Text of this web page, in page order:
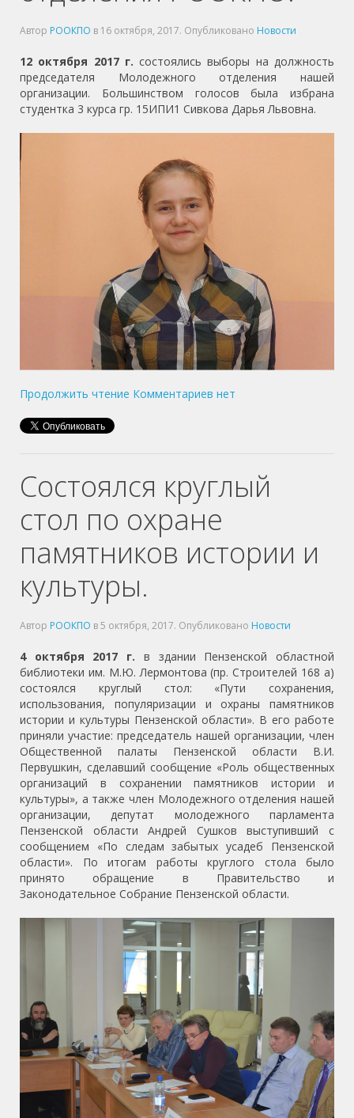
Автор РООКПО в 16 октября, 2017. Опубликовано Новости
12 октября 2017 г. состоялись выборы на должность
председателя Молодежного отделения нашей
организации. Большинством голосов была избрана
студентка 3 курса гр. 15ИПИ1 Сивкова Дарья Львовна.
Продолжить чтение Комментариев нет
Состоялся круглый
стол по охране
памятников истории и
культуры.
Автор РООКПО в5 октября, 2017. Опубликовано Новости
4 октября 2017 г. в здании Пензенской областной
библиотеки им. М.Ю. Лермонтова (пр. Строителей 168 а)
состоялся круглый стол: «Пути сохранения,
использования, популяризации и охраны памятников
истории и культуры Пензенской области». В его работе
приняли участие: председатель нашей организации, член
Общественной палаты Пензенской области В.И.
Первушкин, сделавший сообщение «Роль общественных
организаций в сохранении памятников истории и
культуры», а также член Молодежного отделения нашей
организации, депутат молодежного парламента
Пензенской области Андрей Сушков выступивший с
сообщением «По следам забытых усадеб Пензенской
области». По итогам работы круглого стола было
принято обращение в Правительство и
Законодательное Собрание Пензенской области.